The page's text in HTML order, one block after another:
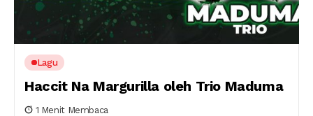
Lagu
Haccit Na Margurilla oleh Trio Maduma
1 Menit Membaca